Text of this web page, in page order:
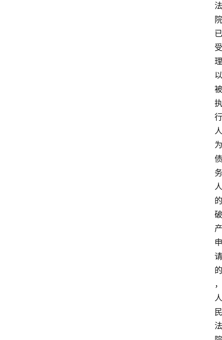
法
院
已
受
理
以
被
执
行
人
为
债
务
人
的
破
产
申
请
的
，
人
民
法